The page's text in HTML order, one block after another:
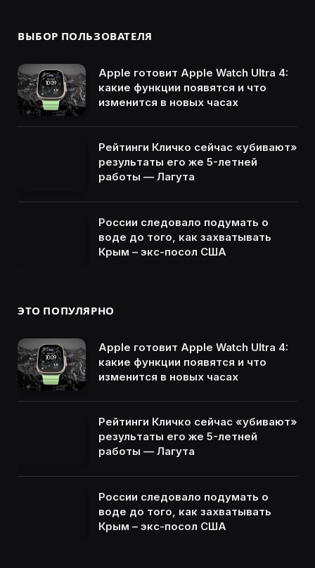
ВЫБОР ПОЛЬЗОВАТЕЛЯ
Apple готовит Apple Watch Ultra 4:
какие функции появятся и что
изменится в новых часах
Рейтинги Кличко сейчас «убивают»
результаты его же 5-летней
работы — Лагута
России следовало подумать о
воде до того, как захватывать
Крым – экс-посол США
ЭТО ПОПУЛЯРНО
Apple готовит Apple Watch Ultra 4:
какие функции появятся и что
изменится в новых часах
Рейтинги Кличко сейчас «убивают»
результаты его же 5-летней
работы — Лагута
России следовало подумать о
воде до того, как захватывать
Крым – экс-посол США